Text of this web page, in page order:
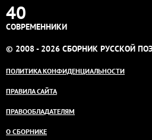
40
СОВРЕМЕННИКИ
© 2008 - 2026 СБОРНИК РУССКОЙ
ПОЛИТИКА КОНФИДЕНЦИАЛЬНОСТИ
ПРАВИЛА САЙТА
ПРАВООБЛАДАТЕЛЯМ
О СБОРНИКЕ